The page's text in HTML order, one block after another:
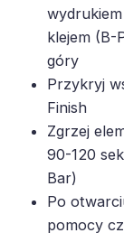
klejem (B-
góry
Przykryj
Finish
Zgrzej
90-120
Bar)
Po
pomocy